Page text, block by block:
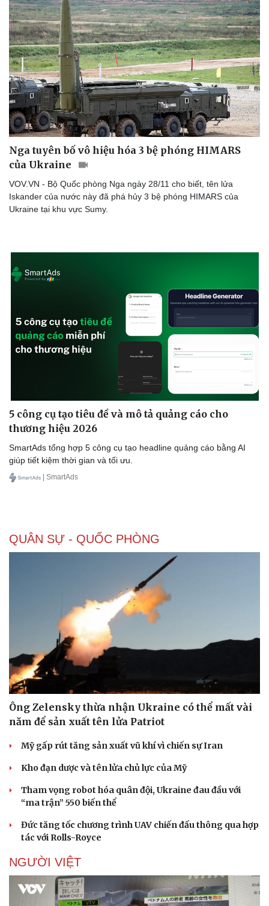
Thể thao
eSports
Hậu trường
Ô tô - Xe máy
Xe máy
Tư vấn
Nga tuyên bố vô hiệu hóa 3 bệ phóng HIMARS
của Ukraine
VOV.VN - Bộ Quốc phòng Nga ngày 28/11 cho biết, tên lửa
Iskander của nước này đã phá hủy 3 bệ phóng HIMARS của
Ukraine tại khu vực Sumy.
5 công cụ tạo tiêu đề và mô tả quảng cáo cho
thương hiệu 2026
SmartAds tổng hợp 5 công cụ tạo headline quảng cáo bằng AI
giúp tiết kiệm thời gian và tối ưu.
| SmartAds
QUÂN SỰ - QUỐC PHÒNG
Ông Zelensky thừa nhận Ukraine có thể mất vài
năm để sản xuất tên lửa Patriot
Mỹ gấp rút tăng sản xuất vũ khí vì chiến sự Iran
Kho đạn dược và tên lửa chủ lực của Mỹ
Tham vọng robot hóa quân đội, Ukraine đau đầu với
“ma trận” 550 biến thể
Đức tăng tốc chương trình UAV chiến đấu thông qua hợp
tác với Rolls-Royce
NGƯỜI VIỆT